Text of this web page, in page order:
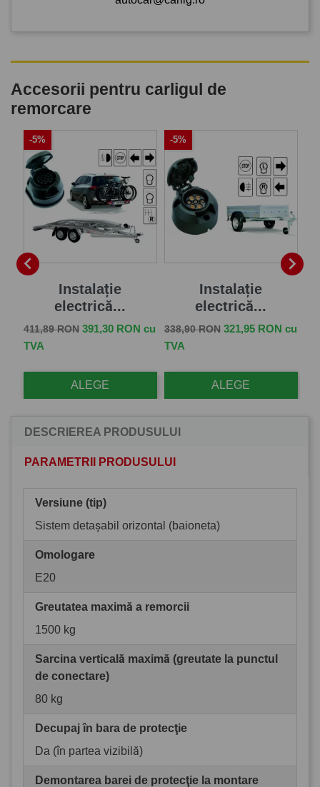
Accesorii pentru carligul de
remorcare

Instalație
electrică...
Pret de baza
411,89 RON Pret
391,30 RON cu
TVA
ALEGE
-5%
Instalație
electrică...
Pret de baza
338,90 RON Pret
321,95 RON cu
TVA
ALEGE
-5%

DESCRIEREA PRODUSULUI
PARAMETRII PRODUSULUI
Versiune (tip)
Sistem detașabil orizontal (baioneta)
Omologare
E20
Greutatea maximă a remorcii
1500 kg
Sarcina verticală maximă (greutate la punctul
de conectare)
80 kg
Decupaj în bara de protecţie
Da (în partea vizibilă)
Demontarea barei de protecţie la montare